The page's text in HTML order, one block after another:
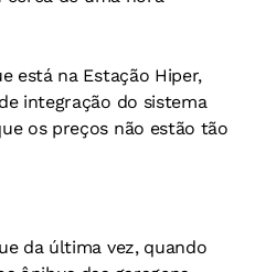
está na Estação Hiper,
integração do sistema
os preços não estão tão
da última vez, quando